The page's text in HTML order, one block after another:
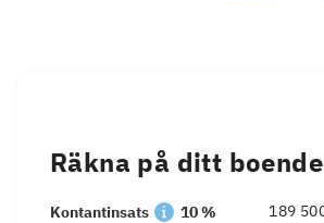
Räkna på ditt boende
Kontantinsats 10 %